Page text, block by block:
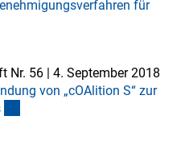
für
Nr. 56 | 4. September 2018
von „cOAlition S“ zur